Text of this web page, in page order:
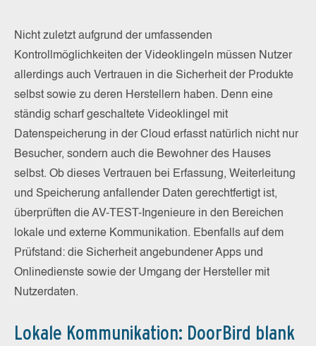
Nicht zuletzt aufgrund der umfassenden
Kontrollmöglichkeiten der Videoklingeln müssen Nutzer
allerdings auch Vertrauen in die Sicherheit der Produkte
selbst sowie zu deren Herstellern haben. Denn eine
ständig scharf geschaltete Videoklingel mit
Datenspeicherung in der Cloud erfasst natürlich nicht nur
Besucher, sondern auch die Bewohner des Hauses
selbst. Ob dieses Vertrauen bei Erfassung, Weiterleitung
und Speicherung anfallender Daten gerechtfertigt ist,
überprüften die AV-TEST-Ingenieure in den Bereichen
lokale und externe Kommunikation. Ebenfalls auf dem
Prüfstand: die Sicherheit angebundener Apps und
Onlinedienste sowie der Umgang der Hersteller mit
Nutzerdaten.
Lokale Kommunikation: DoorBird blank